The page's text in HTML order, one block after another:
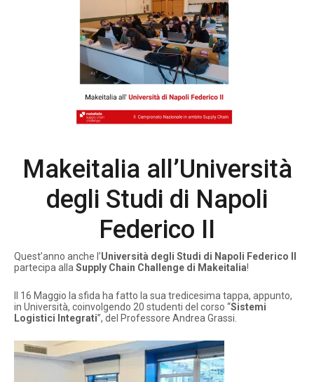
Makeitalia all’Università
degli Studi di Napoli
Federico II
Quest’anno anche l’Università degli Studi di Napoli Federico II
partecipa alla Supply Chain Challenge di Makeitalia!
Il 16 Maggio la sfida ha fatto la sua tredicesima tappa, appunto,
in Università, coinvolgendo 20 studenti del corso “Sistemi
Logistici Integrati”, del Professore Andrea Grassi.